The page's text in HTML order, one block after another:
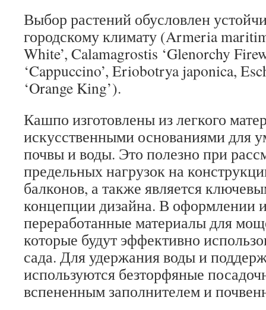
Выбор растений обусловлен
городскому климату (Armeria
White’, Calamagrostis ‘Glenorchy
‘Cappuccino’, Eriobotrya japonica,
‘Orange King’).
Кашпо изготовлены из легкого
искусственными основаниями для
почвы и воды. Это полезно при
предельных нагрузок на
балконов, а также является
концепции дизайна. В оформлении
переработанные материалы для
которые будут эффективно
сада. Для удержания воды и
используются безторфяные
вспененным заполнителем и